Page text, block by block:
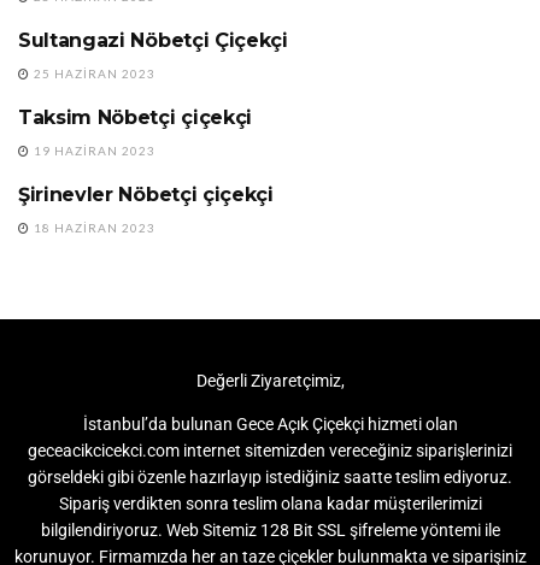
BAKIRKÖY NÖBETÇİ
Sultangazi Nöbetçi Çiçekçi
25 HAZIRAN 2023
BAKIRKÖY NÖBETÇİ
Taksim Nöbetçi çiçekçi
19 HAZIRAN 2023
BAKIRKÖY NÖBETÇİ
Şirinevler Nöbetçi çiçekçi
18 HAZIRAN 2023
Değerli Ziyaretçimiz,
İstanbul’da bulunan Gece Açık Çiçekçi hizmeti olan
geceacikcicekci.com internet sitemizden vereceğiniz siparişlerinizi
görseldeki gibi özenle hazırlayıp istediğiniz saatte teslim ediyoruz.
Sipariş verdikten sonra teslim olana kadar müşterilerimizi
bilgilendiriyoruz. Web Sitemiz 128 Bit SSL şifreleme yöntemi ile
korunuyor. Firmamızda her an taze çiçekler bulunmakta ve siparişiniz